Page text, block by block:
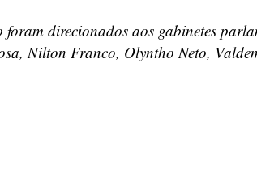
foram direcionados aos gabinetes
Nilton Franco, Olyntho Neto,